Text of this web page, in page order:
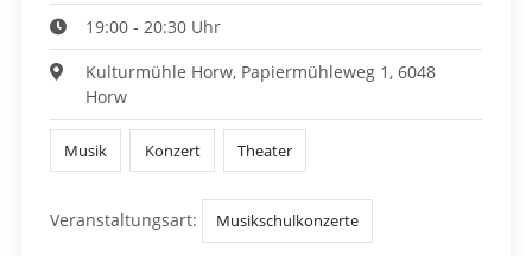
19:00 - 20:30 Uhr
Kulturmühle Horw, Papiermühleweg 1, 6048
Horw
Musik Konzert Theater
Veranstaltungsart: Musikschulkonzerte